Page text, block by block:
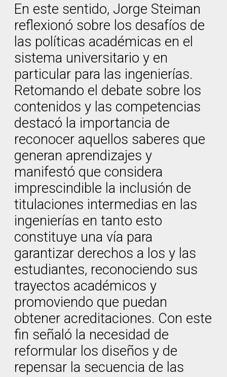
En este sentido, Jorge Steiman
reflexionó sobre los desafíos de
las políticas académicas en el
sistema universitario y en
particular para las ingenierías.
Retomando el debate sobre los
contenidos y las competencias
destacó la importancia de
reconocer aquellos saberes que
generan aprendizajes y
manifestó que considera
imprescindible la inclusión de
titulaciones intermedias en las
ingenierías en tanto esto
constituye una vía para
garantizar derechos a los y las
estudiantes, reconociendo sus
trayectos académicos y
promoviendo que puedan
obtener acreditaciones. Con este
fin señaló la necesidad de
reformular los diseños y de
repensar la secuencia de las